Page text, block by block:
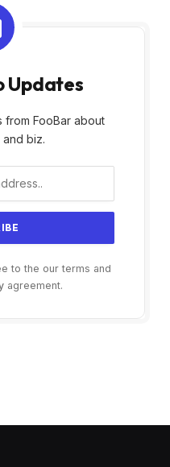
Updates
from FooBar about
biz.
to the our terms and
agreement.